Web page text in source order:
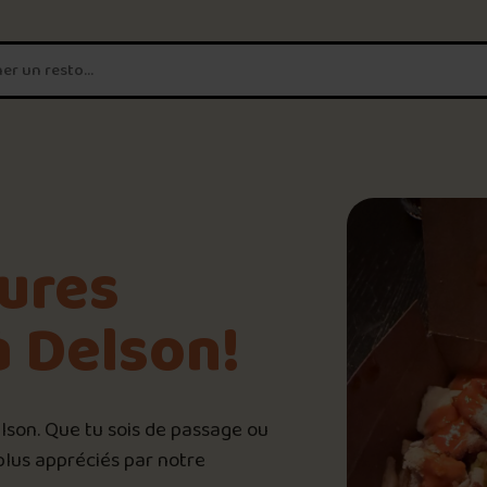
T'es un vrai
Connecte-toipour POUTZ ta
Noter une poutine!
Trouve une POUTZ sur la
Palmarès des
Que tu sois de passage ou
appréciés par notre
HD
📸 Crédit photo : Harnold Drainville